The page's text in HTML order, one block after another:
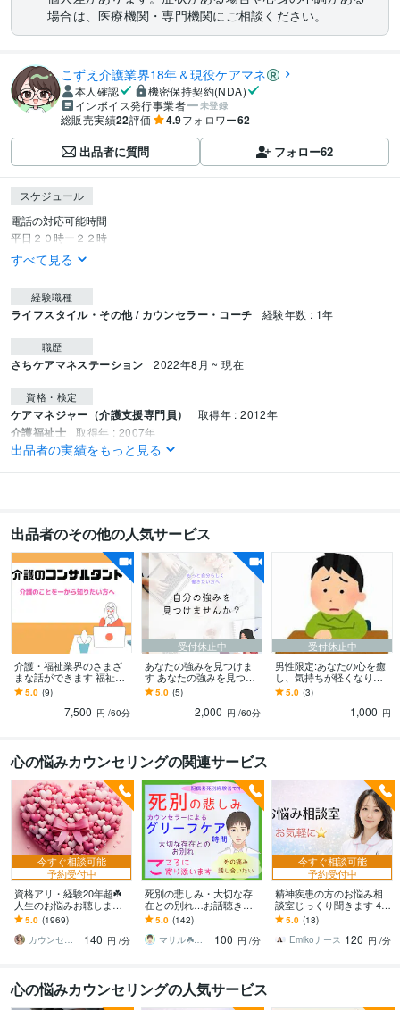
場合は、医療機関・専門機関にご相談ください。
こずえ介護業界18年＆現役ケアマネ
本人確認
機密保持契約(NDA)
インボイス発行事業者
未登録
総販売実績22評価 4.9フォロワー62
出品者に質問 フォロー62
スケジュール
電話の対応可能時間
平日２０時ー２２時
すべて見る
経験職種
ライフスタイル・その他 / カウンセラー・コーチ 経験年数 : 1年
職歴
さちケアマネステーション 2022年8月 ~ 現在
資格・検定
ケアマネジャー（介護支援専門員） 取得年 : 2012年
介護福祉士 取得年 : 2007年
出品者の実績をもっと見る
出品者のその他の人気サービス
介護・福祉業界のさまざ
まな話ができます 福祉・
介護業界についてリサー
チしたい方はご相談下さ
5.0 (9)
7,500 円 /60分
受付休止中
あなたの強みを見つけま
す あなたの強みを見つけ
理想的な働き方をみつけ
ます
5.0 (5)
2,000 円 /60分
受付休止中
男性限定:あなたの心を癒
し、気持ちが軽くなりま
す 自分の好きな時間とタ
イミングで話しをしたい
と思っている方へ
5.0 (3)
1,000 円
心の悩みカウンセリングの関連サービス
今すぐ相談可能
予約受付中
資格アリ・経験20年超☘️
人生のお悩みお聴します
鬱・HSP・介護障害・毒
親・恋愛・仕事・育児・
占い依存etc
5.0 (1969)
カウンセリング事務所☘️オフィスカノン
140 円 /分
死別の悲しみ・大切な存
在との別れ…お話聴きま
す ★死別経験有心理カウ
ンセラー(有資格)のグリー
フケア時間★
5.0 (142)
マサル☘️カウンセラー★色々経験者☆彡
100 円 /分
今すぐ相談可能
予約受付中
精神疾患の方のお悩み相
談室じっくり聞きます 48
時間以内にあなただけの
Word資料を無料でお届け
します
5.0 (18)
Emikoナース 120 円 /分
心の悩みカウンセリングの人気サービス